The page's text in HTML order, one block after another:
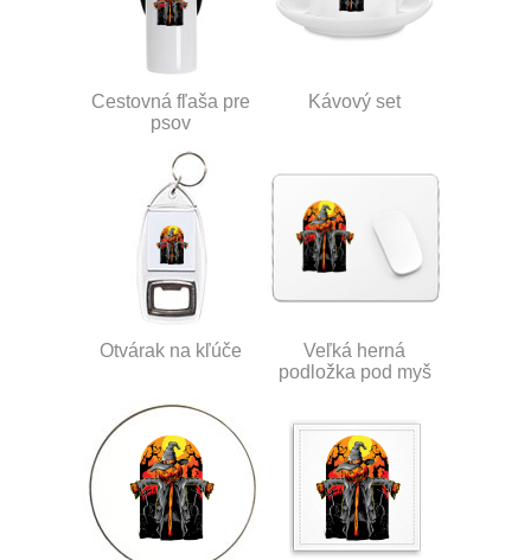
Cestovná fľaša pre
psov
Kávový set
Otvárak na kľúče
Veľká herná
podložka pod myš